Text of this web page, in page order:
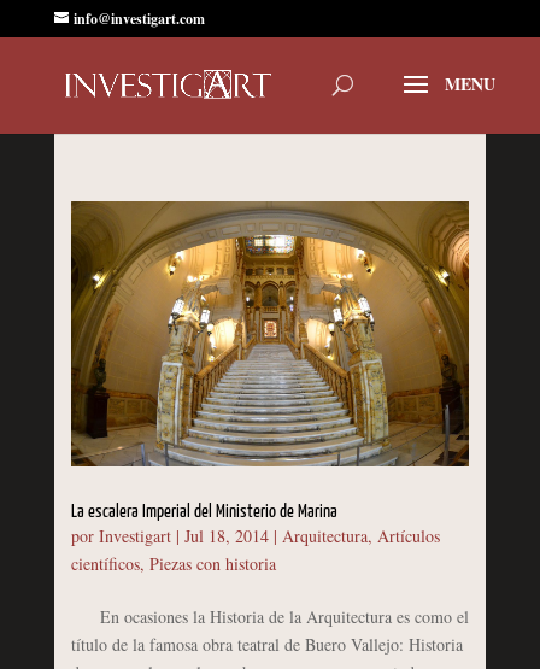
info@investigart.com
La escalera Imperial del Ministerio de Marina
por Investigart| Jul 18, 2014| Arquitectura, Artículos
científicos, Piezas con historia
En ocasiones la Historia de la Arquitectura es como el
título de la famosa obra teatral de Buero Vallejo: Historia